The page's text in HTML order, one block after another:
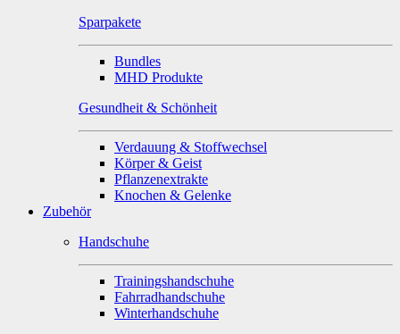
Sparpakete
Bundles
MHD Produkte
Gesundheit & Schönheit
Verdauung & Stoffwechsel
Körper & Geist
Pflanzenextrakte
Knochen & Gelenke
Zubehör
Handschuhe
Trainingshandschuhe
Fahrradhandschuhe
Winterhandschuhe